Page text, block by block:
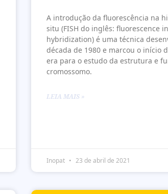
A introdução da fluorescência na
situ (FISH do inglês: fluorescence
hybridization) é uma técnica
década de 1980 e marcou o início
era para o estudo da estrutura e
cromossomo.
LEIA MAIS »
Inopat 23 de abril de 2021